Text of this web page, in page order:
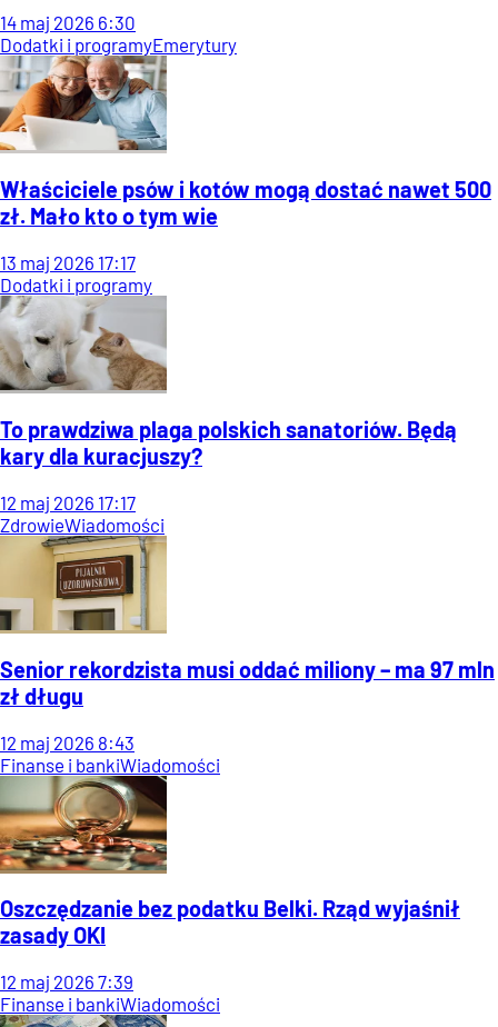
14 maj 2026 6:30
Dodatki i programyEmerytury
Właściciele psów i kotów mogą dostać nawet 500
zł. Mało kto o tym wie
13 maj 2026 17:17
Dodatki i programy
To prawdziwa plaga polskich sanatoriów. Będą
kary dla kuracjuszy?
12 maj 2026 17:17
ZdrowieWiadomości
Senior rekordzista musi oddać miliony – ma 97 mln
zł długu
12 maj 2026 8:43
Finanse i bankiWiadomości
Oszczędzanie bez podatku Belki. Rząd wyjaśnił
zasady OKI
12 maj 2026 7:39
Finanse i bankiWiadomości